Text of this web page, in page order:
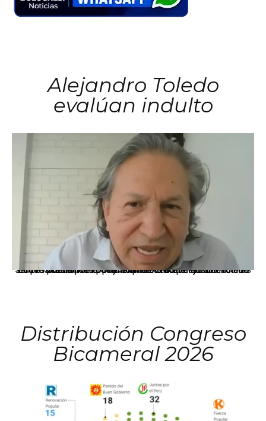
Alejandro Toledo
evalúan indulto
La presidenta Keiko Fujimori informó que la solicitud de indulto presentada por el expresidente Alejandro Toledo será evaluada por la Comisión de Gracias Presidenciales conforme al procedimiento establecido.
Distribución Congreso
Bicameral 2026